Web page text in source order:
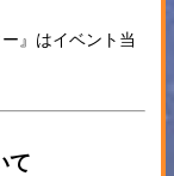
』はイベント当
て